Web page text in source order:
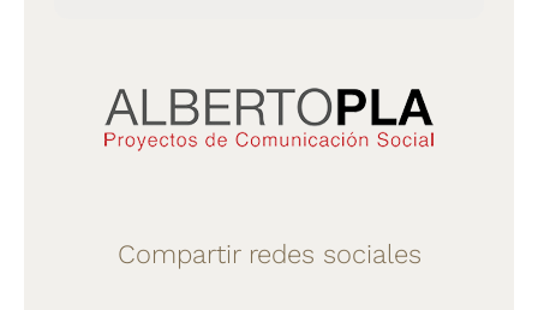
Compartir redes sociales